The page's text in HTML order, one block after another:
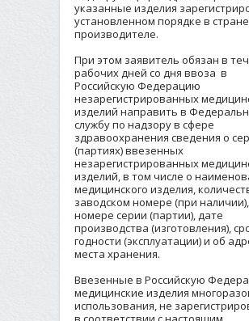
указанные изделия
установленном порядке в
производителе.
При этом заявитель обязан в
рабочих дней со дня ввоза в
Российскую Федерацию
незарегистрированных
изделий направить в
службу по надзору в сфере
здравоохранения сведения о
(партиях) ввезенных
незарегистрированных
изделий, в том числе о
медицинского изделия,
заводском номере (при наличии),
номере серии (партии), дате
производства (изготовления),
годности (эксплуатации) и об
места хранения.
Ввезенные в Российскую
медицинские изделия
использования, не